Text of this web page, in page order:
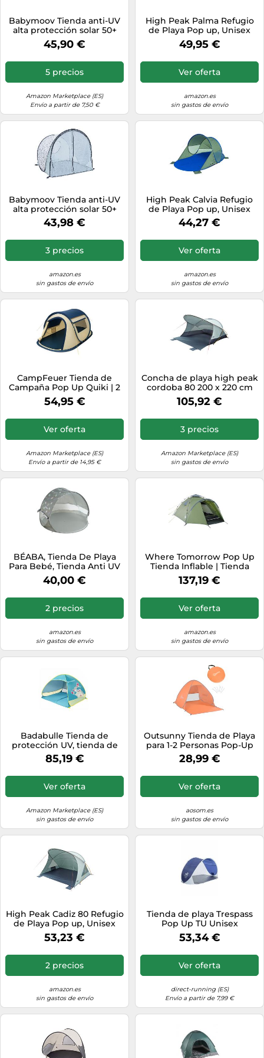
Babymoov Tienda anti-UV
alta protección solar 50+
para bebé, con mosquitera
con cremallera, tienda
pop-up, Provence
45,90 €
5 precios
Amazon Marketplace (ES)
Envío a partir de 7,50 €
High Peak Palma Refugio
de Playa Pop up, Unisex
Adulto, Azul- Gris,
49,95 €
Ver oferta
amazon.es
sin gastos de envío
Babymoov Tienda anti-UV
alta protección solar 50+
para bebé, con mosquitera
con cremallera, tienda
grande de playa, sistema
pop-up, Blue Waves
43,98 €
3 precios
amazon.es
sin gastos de envío
High Peak Calvia Refugio
de Playa Pop up, Unisex
Adulto, Azul- Gris,
44,27 €
Ver oferta
amazon.es
sin gastos de envío
CampFeuer Tienda de
Campaña Pop Up Quiki | 2
Personas | Tienda
Instantánea | Tienda para
Vacaciones | Resistente al
Agua Tienda Pop Up Playa,
Camping
54,95 €
Ver oferta
Amazon Marketplace (ES)
Envío a partir de 14,95 €
Concha de playa high peak
cordoba 80 200 x 220 cm
gris oscuro
105,92 €
3 precios
Amazon Marketplace (ES)
sin gastos de envío
BÉABA, Tienda De Playa
Para Bebé, Tienda Anti UV
Infantil, Protección Solar
Máxima UPF50+, Filtrado
Mosquitera, Espaciosa,
Sistema Pop-Up, Bolsa De
40,00 €
2 precios
amazon.es
sin gastos de envío
Where Tomorrow Pop Up
Tienda Inflable | Tienda
Familiar de 3 a 4 Personas |
210 x 210 x 120 cm |
al Viento | Camping,
Festival, Viajes, Playa |
137,19 €
Ver oferta
amazon.es
sin gastos de envío
Badabulle Tienda de
protección UV, tienda de
playa grande, alta
protección solar SPF 50+,
85,19 €
Ver oferta
Amazon Marketplace (ES)
sin gastos de envío
Outsunny Tienda de Playa
para 1-2 Personas Pop-Up
con Ventanas tipo Refugio
con Protección Solar UV
Aosom España
28,99 €
Ver oferta
aosom.es
sin gastos de envío
High Peak Cadiz 80 Refugio
de Playa Pop up, Unisex
Adulto, Aluminio- Gris
Oscuro,
53,23 €
2 precios
amazon.es
sin gastos de envío
Tienda de playa Trespass
Pop Up TU Unisex
53,34 €
Ver oferta
direct-running (ES)
Envío a partir de 7,99 €